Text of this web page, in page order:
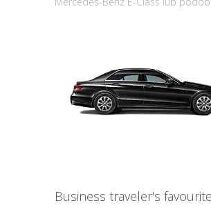
Business traveler's favourite